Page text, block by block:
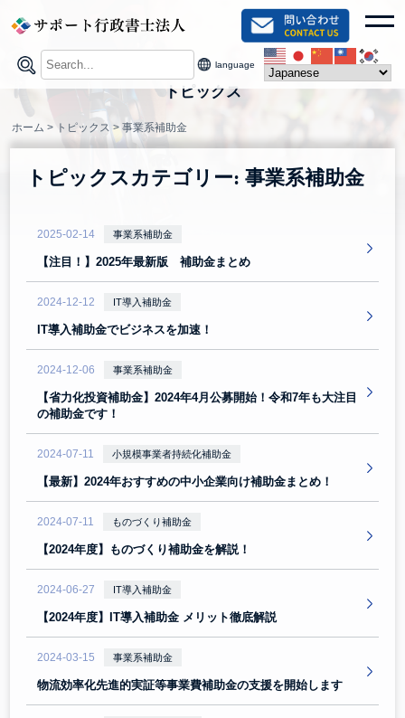
content
language
トピックス
ホーム > トピックス >事業系補助金
トピックスカテゴリー:事業系補助金
2025-02-14 事業系補助金
【注目！】2025年最新版 補助金まとめ
2024-12-12 IT導入補助金
IT導入補助金でビジネスを加速！
2024-12-06 事業系補助金
【省力化投資補助金】2024年4月公募開始！令和7年も大注目
の補助金です！
2024-07-11 小規模事業者持続化補助金
【最新】2024年おすすめの中小企業向け補助金まとめ！
2024-07-11 ものづくり補助金
【2024年度】ものづくり補助金を解説！
2024-06-27 IT導入補助金
【2024年度】IT導入補助金 メリット徹底解説
2024-03-15 事業系補助金
物流効率化先進的実証等事業費補助金の支援を開始します